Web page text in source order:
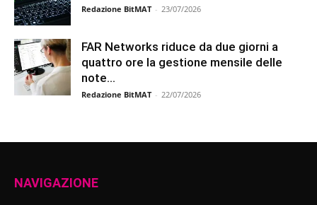
Redazione BitMAT - 23/07/2026
FAR Networks riduce da due giorni a
quattro ore la gestione mensile delle
note...
Redazione BitMAT - 22/07/2026
NAVIGAZIONE